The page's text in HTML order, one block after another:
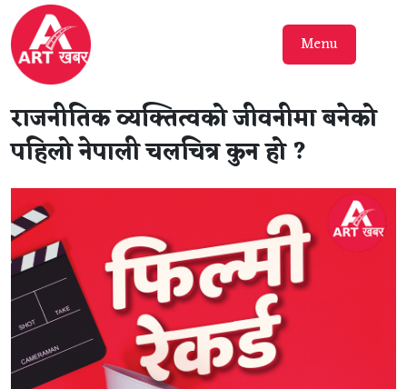
Menu
राजनीतिक व्यक्तित्वको जीवनीमा बनेको
पहिलो नेपाली चलचित्र कुन हो ?